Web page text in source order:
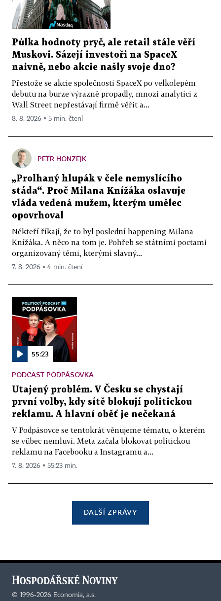
Půlka hodnoty pryč, ale retail stále věří
Muskovi. Sázejí investoři na SpaceX
naivně, nebo akcie našly svoje dno?
Přestože se akcie společnosti SpaceX po velkolepém
debutu na burze výrazně propadly, mnozí analytici z
Wall Street nepřestávají firmě věřit a...
8. 8. 2026 ▪ 5 min. čtení
PETR HONZEJK
„Prolhaný hlupák v čele nemyslícího
stáda“. Proč Milana Knížáka oslavuje
vláda vedená mužem, kterým umělec
opovrhoval
Někteří říkají, že to byl poslední happening Milana
Knížáka. A něco na tom je. Pohřeb se státními poctami
organizovaný těmi, kterými slavný...
7. 8. 2026 ▪ 4 min. čtení
55:23
PODCAST PODPÁSOVKA
Utajený problém. V Česku se chystají
první volby, kdy sítě blokují politickou
reklamu. A hlavní oběť je nečekaná
V Podpásovce se tentokrát věnujeme tématu, o kterém
se vůbec nemluví. Meta začala blokovat politickou
reklamu na Facebooku a Instagramu a...
7. 8. 2026 ▪ 55:23 min.
DALŠÍ ZPRÁVY
© 1996-2026 Economia, a.s.